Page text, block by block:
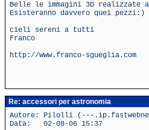
Belle le immagini 3D realizzate
Esisteranno davvero quei pezzi:)
cieli sereni a tutti
Franco
http://www.franco-sgueglia.com
Re: accessori per astronomia
Autore: Pilolli (---
Data: 02-08-06 15:37